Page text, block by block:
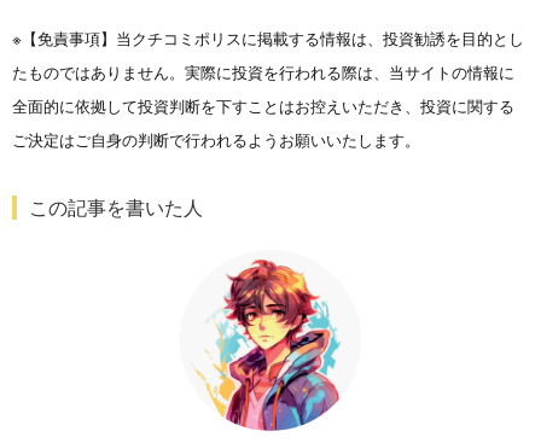
※【免責事項】当クチコミポリスに掲載する情報は、投資勧誘を目的とし
たものではありません。実際に投資を行われる際は、当サイトの情報に
全面的に依拠して投資判断を下すことはお控えいただき、投資に関する
ご決定はご自身の判断で行われるようお願いいたします。
この記事を書いた人